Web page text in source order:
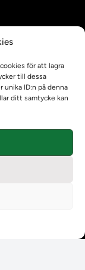
för att lagra
till dessa
unika ID:n på denna
ditt samtycke kan